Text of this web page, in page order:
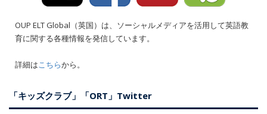
OUP ELT Global（英国）は、ソーシャルメディアを活用して英語教
育に関する各種情報を発信しています。
詳細はこちらから。
「キッズクラブ」「ORT」Twitter